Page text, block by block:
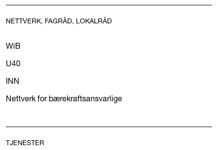
NETTVERK, FAGRÅD, LOKALRÅD
WiB
U40
INN
Nettverk for bærekraftsansvarlige
TJENESTER